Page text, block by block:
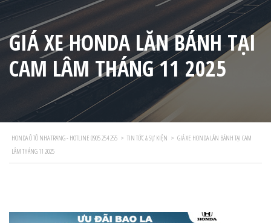
GIÁ XE HONDA LĂN BÁNH TẠI
CAM LÂM THÁNG 11 2025
HONDA Ô TÔ NHA TRANG - HOTLINE 0905 254 255 > TIN TỨC & SỰ KIỆN > GIÁ XE HONDA LĂN BÁNH TẠI CAM
LÂM THÁNG 11 2025